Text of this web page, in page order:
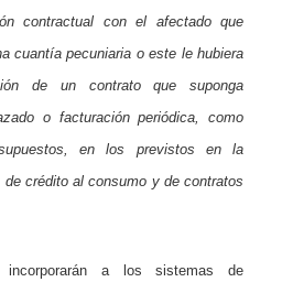
contractual con el afectado que
cuantía pecuniaria o este le hubiera
de un contrato que suponga
o facturación periódica, como
en los previstos en la
crédito al consumo y de contratos
a los sistemas de